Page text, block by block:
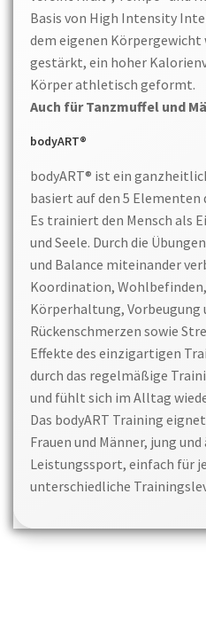
Basis von High Intensity
dem eigenen Körpergewicht
gestärkt, ein hoher
Körper athletisch geformt.
Auch für Tanzmuffel und
bodyART®
bodyART® ist ein
basiert auf den 5 Elementen
Es trainiert den Mensch als
und Seele. Durch die
und Balance miteinander
Koordination,
Körperhaltung, Vorbeugung
Rückenschmerzen sowie
Effekte des einzigartigen
durch das regelmäßige
und fühlt sich im Alltag
Das bodyART Training
Frauen und Männer, jung
Leistungssport, einfach für
unterschiedliche